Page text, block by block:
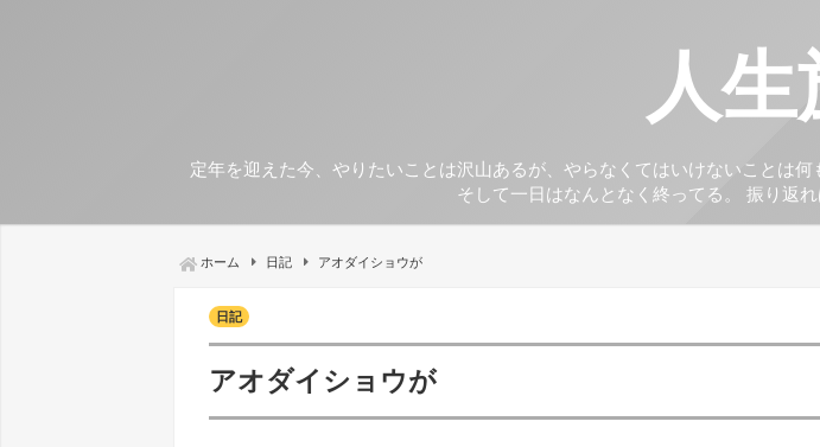
人生
定年を迎えた今、やりたいことは沢山あるが、やらなくてはいけないことは
そして一日はなんとなく終ってる。 振り返
ホーム 日記 アオダイショウが
日記
アオダイショウが